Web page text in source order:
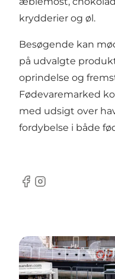
krydderier og øl.
Besøgende kan
på udvalgte
oprindelse og
Fødevaremarked
med udsigt over
fordybelse i både
Facebook
Instagram